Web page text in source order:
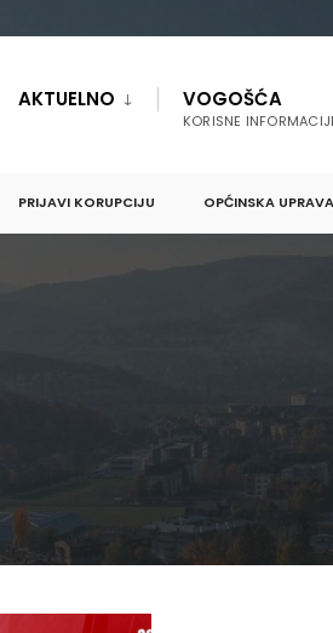
AKTUELNO VOGOŠĆA
KORISNE
PRIJAVI KORUPCIJU OPĆINSKA UPRAVA